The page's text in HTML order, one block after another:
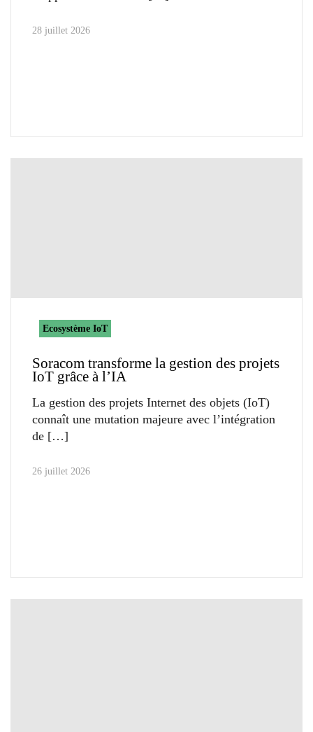
28 juillet 2026
Ecosystème IoT
Soracom transforme la gestion des projets
IoT grâce à l’IA
La gestion des projets Internet des objets (IoT)
connaît une mutation majeure avec l’intégration
de
26 juillet 2026